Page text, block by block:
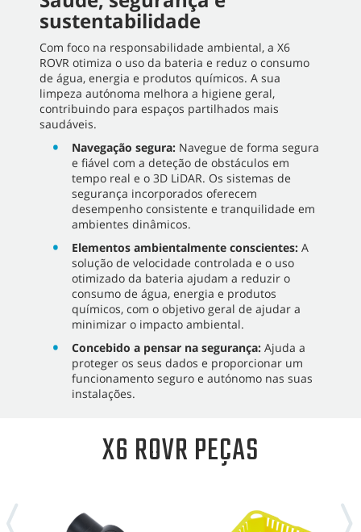
sustentabilidade
Com foco na responsabilidade ambiental, a X6
ROVR otimiza o uso da bateria e reduz o consumo
de água, energia e produtos químicos. A sua
limpeza autónoma melhora a higiene geral,
contribuindo para espaços partilhados mais
saudáveis.
Navegação segura: Navegue de forma segura
e fiável com a deteção de obstáculos em
tempo real e o 3D LiDAR. Os sistemas de
segurança incorporados oferecem
desempenho consistente e tranquilidade em
ambientes dinâmicos.
Elementos ambientalmente conscientes: A
solução de velocidade controlada e o uso
otimizado da bateria ajudam a reduzir o
consumo de água, energia e produtos
químicos, com o objetivo geral de ajudar a
minimizar o impacto ambiental.
Concebido a pensar na segurança: Ajuda a
proteger os seus dados e proporcionar um
funcionamento seguro e autónomo nas suas
instalações.
X6 ROVR PEÇAS